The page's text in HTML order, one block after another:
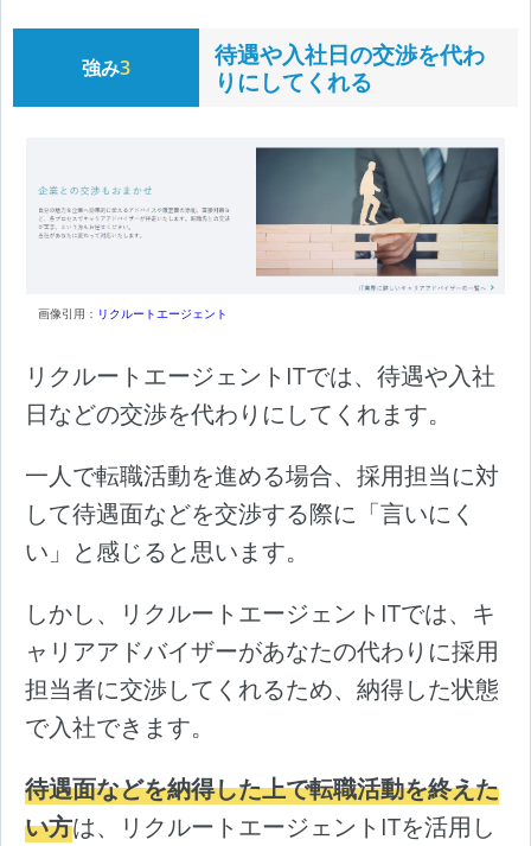
強み3
待遇や入社日の交渉を代わ
りにしてくれる
画像引用： リクルートエージェント
リクルートエージェントITでは、待遇や入社
日などの交渉を代わりにしてくれます。
一人で転職活動を進める場合、採用担当に対
して待遇面などを交渉する際に「言いにく
い」と感じると思います。
しかし、リクルートエージェントITでは、キ
ャリアアドバイザーがあなたの代わりに採用
担当者に交渉してくれるため、納得した状態
で入社できます。
待遇面などを納得した上で転職活動を終えた
い方は、リクルートエージェントITを活用し